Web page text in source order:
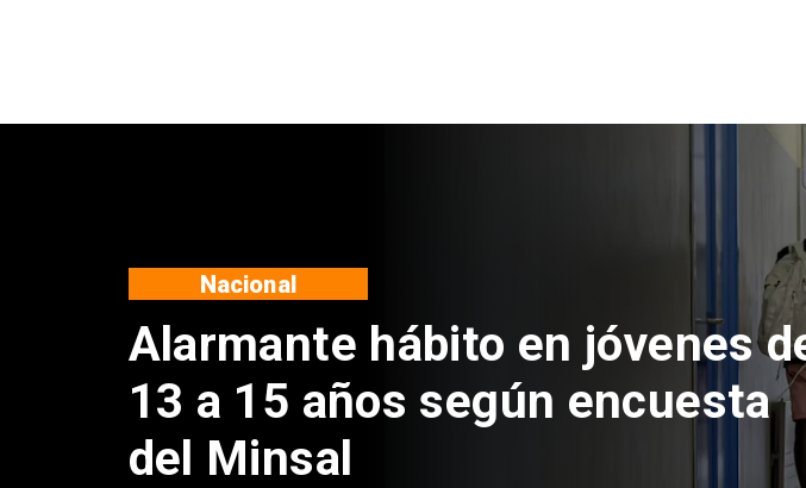
Aprueban creación del Parque
Sebastián Piñera con inversión
de $4 mil millones
Regiones